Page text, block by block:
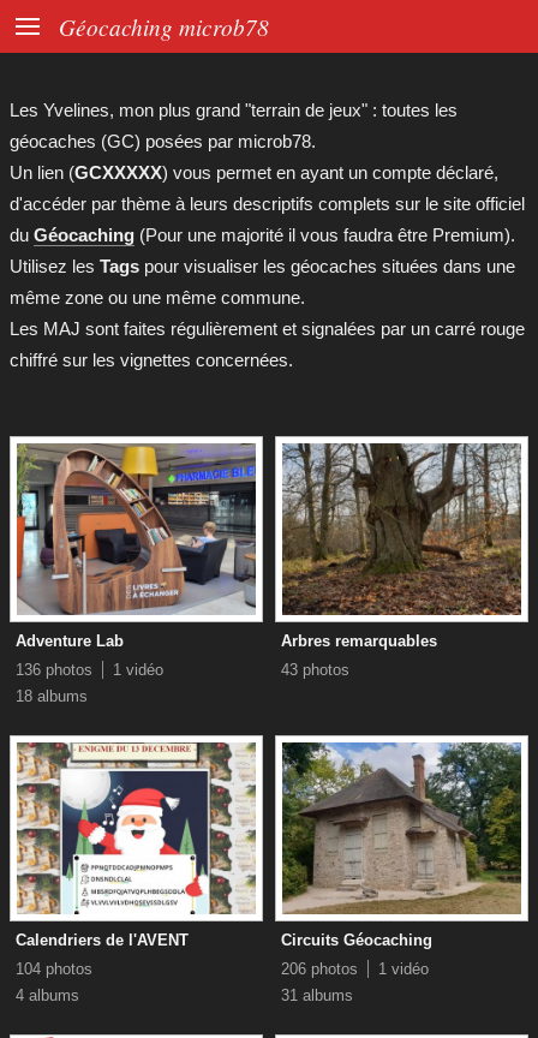
 Géocaching microb78
Les Yvelines, mon plus grand "terrain de jeux" : toutes les
géocaches (GC) posées par microb78.
Un lien (GCXXXXX) vous permet en ayant un compte déclaré,
d'accéder par thème à leurs descriptifs complets sur le site officiel
du Géocaching (Pour une majorité il vous faudra être Premium).
Utilisez les Tags pour visualiser les géocaches situées dans une
même zone ou une même commune.
Les MAJ sont faites régulièrement et signalées par un carré rouge
chiffré sur les vignettes concernées.
Adventure Lab
136 photos
1 vidéo
18 albums
Arbres remarquables
43 photos
Calendriers de l'AVENT
104 photos
4 albums
Circuits Géocaching
206 photos
1 vidéo
31 albums